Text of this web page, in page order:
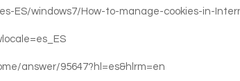
ES/windows7/How-to-manage-cookies-in-
answer/95647?hl=es&hlrm=en